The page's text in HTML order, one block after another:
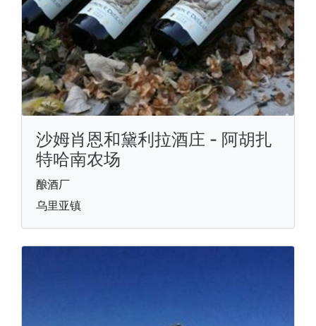
沙姆肖恩和黛利拉酒庄 - 阿胡扎
特哈南农场
酿酒厂
乌里亚镇